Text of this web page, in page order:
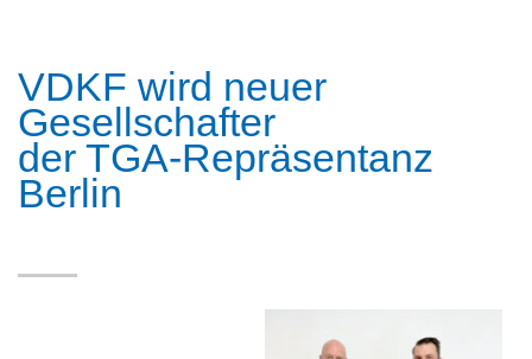
VDKF wird neuer
Gesellschafter
der TGA-Repräsentanz
Berlin